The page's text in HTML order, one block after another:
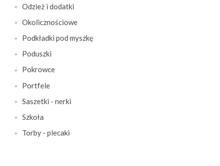
Odzież i dodatki
Okolicznościowe
Podkładki pod myszkę
Poduszki
Pokrowce
Portfele
Saszetki - nerki
Szkoła
Torby - plecaki